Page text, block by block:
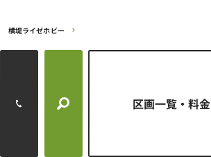
横堤ライゼホビー
区画一覧・料金